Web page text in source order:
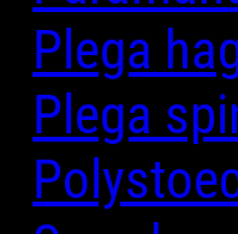
Plega
Plega